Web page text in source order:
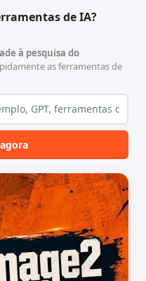
（如 VPS）设计。它完全采用
无需安装...
de IA?
à pesquisa do
as ferramentas de